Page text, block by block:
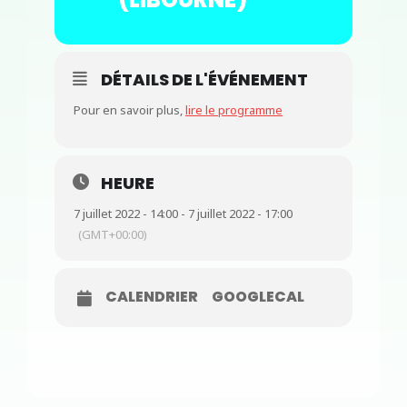
DÉTAILS DE L'ÉVÉNEMENT
Pour en savoir plus,lire le programme
HEURE
7 juillet 2022 - 14:00 - 7 juillet 2022 - 17:00
(GMT+00:00)
CALENDRIER GOOGLECAL